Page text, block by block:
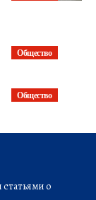
Общество
Общество
о